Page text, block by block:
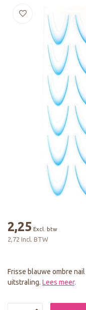
2,25 Excl. btw
2,72 Incl. BTW
Frisse blauwe ombre
uitstraling. Lees meer.